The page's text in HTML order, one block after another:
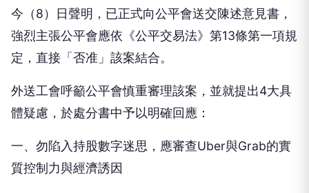
今（8）日聲明，已正式向公平會送交陳述意見書，
強烈主張公平會應依《公平交易法》第13條第一項規
定，直接「否准」該案結合。
外送工會呼籲公平會慎重審理該案，並就提出4大具
體疑慮，於處分書中予以明確回應：
一、勿陷入持股數字迷思，應審查Uber與Grab的實
質控制力與經濟誘因